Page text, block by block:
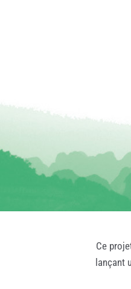
Ce
lançant